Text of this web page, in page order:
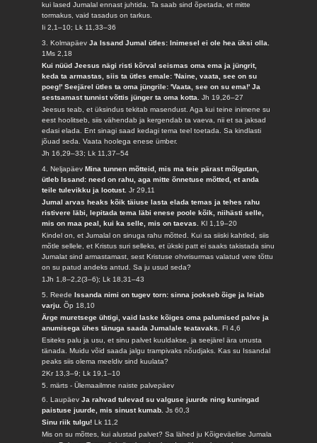
kui lased Jumalal ennast juhtida. Ta saab sind õpetada, et mitte
tormakus, vaid tasadus on tarkus.
Ii 2,1–10; Lk 11,33–36
3. KolmapäevJa Issand Jumal ütles: Inimesel ei ole hea üksi olla.
1Ms 2,18
Kui nüüd Jeesus nägi risti kõrval seismas oma ema ja jüngrit,
keda ta armastas, siis ta ütles emale: 'Naine, vaata, see on su
poeg!' Seejärel ütles ta oma jüngrile: 'Vaata, see on su ema!' Ja
sestsamast tunnist võttis jünger ta oma kotta.Jh 19,26–27
Jeesus teab, et üksindus tekitab masendust. Aga kui teine inimene su
eest hoolitseb, siis vähendab ja kergendab ta vaeva, nii et sa jaksad
edasi elada. Ent sinagi saad kedagi tema teel toetada. Sa kindlasti
jõuad seda. Vaata hoolega enese ümber.
Jh 16,29–33; Lk 11,37–54
4. NeljapäevMina tunnen mõtteid, mis ma teie pärast mõlgutan,
ütleb Issand: need on rahu, aga mitte õnnetuse mõtted, et anda
teile tulevikku ja lootust.Jr 29,11
Jumal arvas heaks kõik täiuse lasta elada temas ja tehes rahu
ristivere läbi, lepitada tema läbi enese poole kõik, niihästi selle,
mis on maa peal, kui ka selle, mis on taevas.Kl 1,19–20
Kindel on, et Jumalal on sinuga rahu mõtted. Kui sa siiski kahtled, siis
mõtle sellele, et Kristus suri selleks, et ükski patt ei saaks takistada sinu
Jumalat sind armastamast, sest Kristuse ohvrisurmas valatud vere tõttu
on su patud andeks antud. Sa ju usud seda?
1Jh 1,8–2,2(3–6); Lk 18,31–43
5. ReedeIssanda nimi on tugev torn: sinna jookseb õige ja leiab
varju.Õp 18,10
Ärge muretsege ühtigi, vaid laske kõiges oma palumised palve ja
anumisega ühes tänuga saada Jumalale teatavaks.Fl 4,6
Esiteks palu ja usu, et sinu palvet kuuldakse, ja seejärel ära unusta
tänada. Muidu võid saada jalgu trampivaks nõudjaks. Kas su Issandal
peaks siis olema meeldiv sind kuulata?
2Kr 13,3–9; Lk 19,1–10
5. märts - Ülemaailmne naiste palvepäev
6. LaupäevJa rahvad tulevad su valguse juurde ning kuningad
paistuse juurde, mis sinust kumab.Js 60,3
Sinu riik tulgu!Lk 11,2
Mis on su mõttes, kui alustad palvet? Sa lähed ju Kõigeväelise Jumala